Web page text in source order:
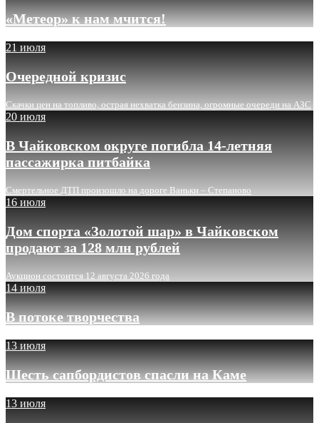
«Метеор» к нам мчится!
21 июля
Очередной кризис
Скачки цен на топливо, острая нехватка бензина, огромные очереди на АЗС
20 июля
В Чайковском округе погибла 14-летняя
пассажирка питбайка
Смертельное ДТП произошло на дороге Ваньки – Степаново
16 июля
Дом спорта «Золотой шар» в Чайковском
продают за 128 млн рублей
Аукцион состоится 12 августа 2026 года
14 июля
В потоке творчества
13 июля
Шесть сапбордистов спасли на Каме
13 июля